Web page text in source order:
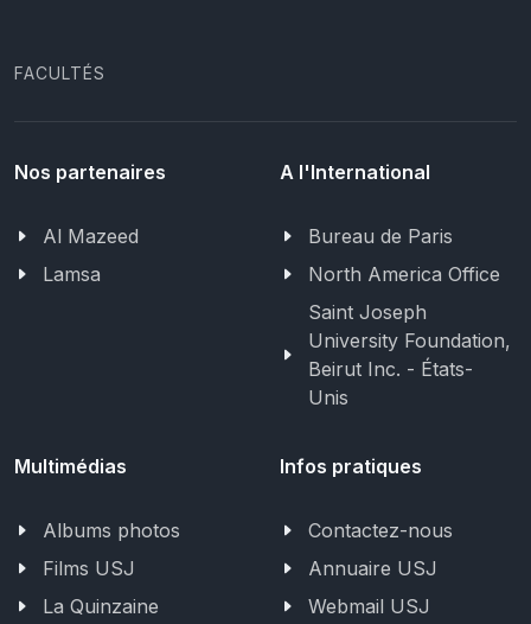
FACULTÉS
Nos partenaires
Al Mazeed
Lamsa
A l'International
Bureau de Paris
North America Office
Saint Joseph
University Foundation,
Beirut Inc. - États-
Unis
Multimédias
Albums photos
Films USJ
La Quinzaine
Infos pratiques
Contactez-nous
Annuaire USJ
Webmail USJ